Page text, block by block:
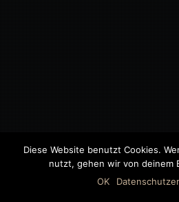
©2018 MWB – MOTORWAGEN
Diese Website benutzt Cookies.
nutzt, gehen wir von deinem
OK